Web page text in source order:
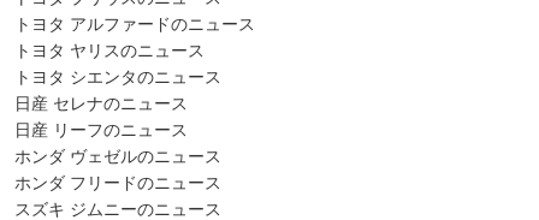
トヨタ アルファードのニュース
トヨタ ヤリスのニュース
トヨタ シエンタのニュース
日産 セレナのニュース
日産 リーフのニュース
ホンダ ヴェゼルのニュース
ホンダ フリードのニュース
スズキ ジムニーのニュース